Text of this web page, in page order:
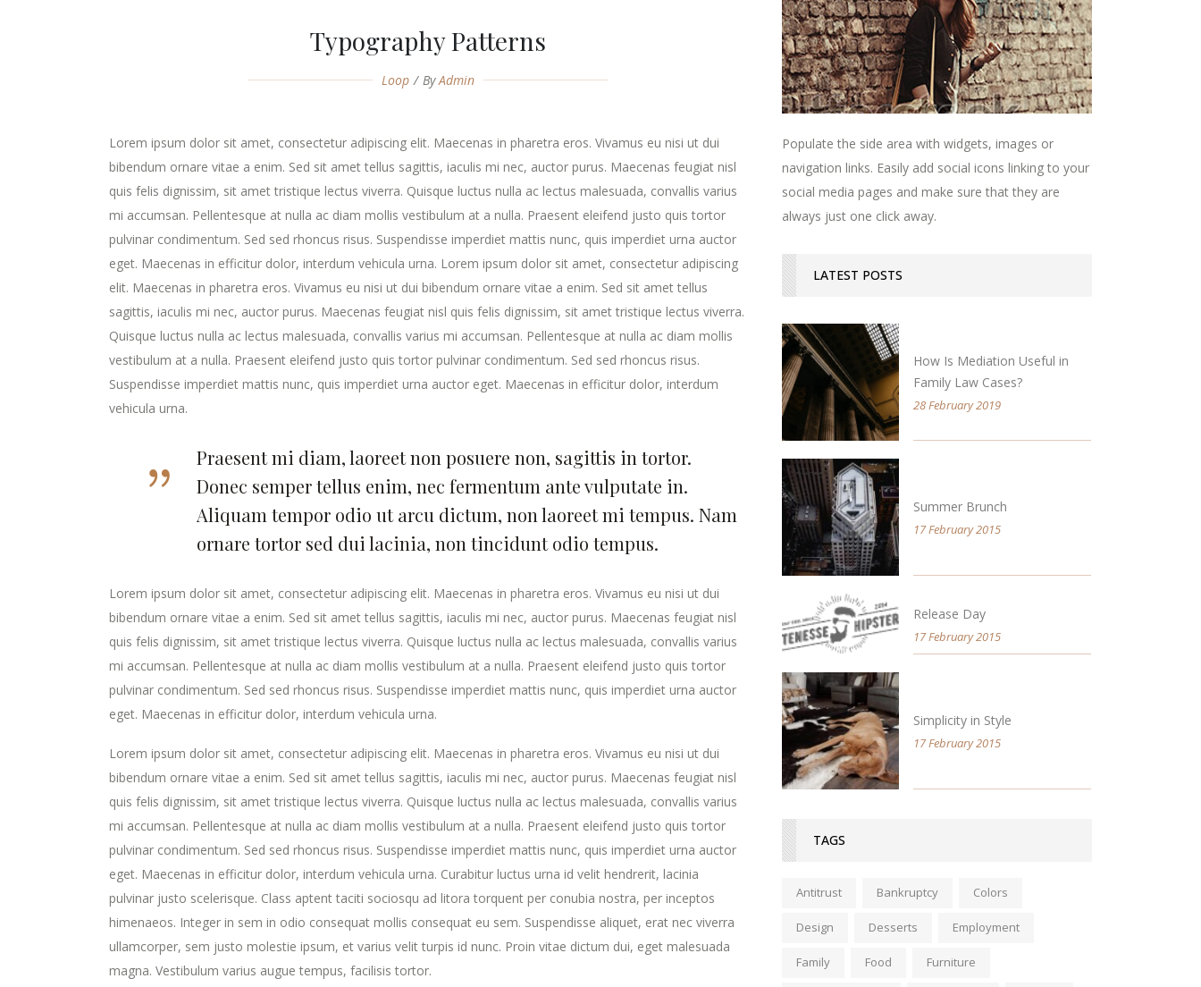
Typography Patterns
Loop ByAdmin
Lorem ipsum dolor sit amet, consectetur adipiscing elit. Maecenas in pharetra eros. Vivamus eu nisi ut dui
bibendum ornare vitae a enim. Sed sit amet tellus sagittis, iaculis mi nec, auctor purus. Maecenas feugiat nisl
quis felis dignissim, sit amet tristique lectus viverra. Quisque luctus nulla ac lectus malesuada, convallis varius
mi accumsan. Pellentesque at nulla ac diam mollis vestibulum at a nulla. Praesent eleifend justo quis tortor
pulvinar condimentum. Sed sed rhoncus risus. Suspendisse imperdiet mattis nunc, quis imperdiet urna auctor
eget. Maecenas in efficitur dolor, interdum vehicula urna. Lorem ipsum dolor sit amet, consectetur adipiscing
elit. Maecenas in pharetra eros. Vivamus eu nisi ut dui bibendum ornare vitae a enim. Sed sit amet tellus
sagittis, iaculis mi nec, auctor purus. Maecenas feugiat nisl quis felis dignissim, sit amet tristique lectus viverra.
Quisque luctus nulla ac lectus malesuada, convallis varius mi accumsan. Pellentesque at nulla ac diam mollis
vestibulum at a nulla. Praesent eleifend justo quis tortor pulvinar condimentum. Sed sed rhoncus risus.
Suspendisse imperdiet mattis nunc, quis imperdiet urna auctor eget. Maecenas in efficitur dolor, interdum
vehicula urna.
Praesent mi diam, laoreet non posuere non, sagittis in tortor.
Donec semper tellus enim, nec fermentum ante vulputate in.
Aliquam tempor odio ut arcu dictum, non laoreet mi tempus. Nam
ornare tortor sed dui lacinia, non tincidunt odio tempus.
Lorem ipsum dolor sit amet, consectetur adipiscing elit. Maecenas in pharetra eros. Vivamus eu nisi ut dui
bibendum ornare vitae a enim. Sed sit amet tellus sagittis, iaculis mi nec, auctor purus. Maecenas feugiat nisl
quis felis dignissim, sit amet tristique lectus viverra. Quisque luctus nulla ac lectus malesuada, convallis varius
mi accumsan. Pellentesque at nulla ac diam mollis vestibulum at a nulla. Praesent eleifend justo quis tortor
pulvinar condimentum. Sed sed rhoncus risus. Suspendisse imperdiet mattis nunc, quis imperdiet urna auctor
eget. Maecenas in efficitur dolor, interdum vehicula urna.
Lorem ipsum dolor sit amet, consectetur adipiscing elit. Maecenas in pharetra eros. Vivamus eu nisi ut dui
bibendum ornare vitae a enim. Sed sit amet tellus sagittis, iaculis mi nec, auctor purus. Maecenas feugiat nisl
quis felis dignissim, sit amet tristique lectus viverra. Quisque luctus nulla ac lectus malesuada, convallis varius
mi accumsan. Pellentesque at nulla ac diam mollis vestibulum at a nulla. Praesent eleifend justo quis tortor
pulvinar condimentum. Sed sed rhoncus risus. Suspendisse imperdiet mattis nunc, quis imperdiet urna auctor
eget. Maecenas in efficitur dolor, interdum vehicula urna. Curabitur luctus urna id velit hendrerit, lacinia
pulvinar justo scelerisque. Class aptent taciti sociosqu ad litora torquent per conubia nostra, per inceptos
himenaeos. Integer in sem in odio consequat mollis consequat eu sem. Suspendisse aliquet, erat nec viverra
ullamcorper, sem justo molestie ipsum, et varius velit turpis id nunc. Proin vitae dictum dui, eget malesuada
magna. Vestibulum varius augue tempus, facilisis tortor.
Populate the side area with widgets, images or
navigation links. Easily add social icons linking to your
social media pages and make sure that they are
always just one click away.
LATEST POSTS
How Is Mediation Useful in
Family Law Cases?
28 February 2019
Summer Brunch
17 February 2015
Release Day
17 February 2015
Simplicity in Style
17 February 2015
TAGS
Antitrust Bankruptcy Colors
Design Desserts Employment
Family Food Furniture